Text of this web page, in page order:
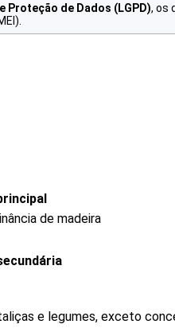
Proteção de Dados (LGPD), os
de madeira
e legumes, exceto